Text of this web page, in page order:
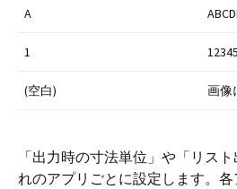
A
1
(空白) 画像
「出力時の寸法単位」や「リス
れのアプリごとに設定します。